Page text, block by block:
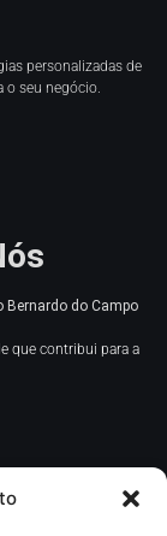
personalizadas de
o seu negócio.
Bernardo do Campo
que contribui para a